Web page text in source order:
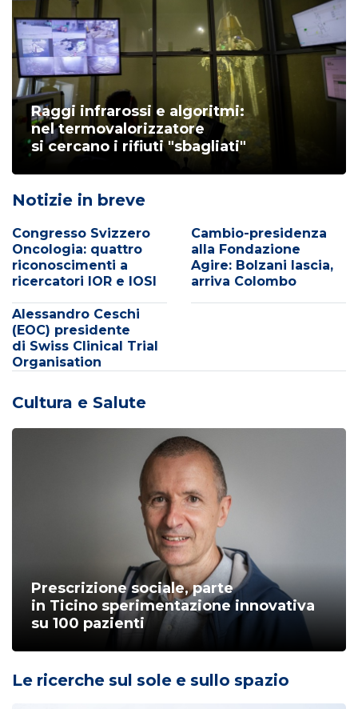
Raggi infrarossi e algoritmi:
nel termovalorizzatore
si cercano i rifiuti "sbagliati"
Notizie in breve
Congresso Svizzero
Oncologia: quattro
riconoscimenti a
ricercatori IOR e IOSI
Cambio-presidenza
alla Fondazione
Agire: Bolzani lascia,
arriva Colombo
Alessandro Ceschi
(EOC) presidente
di Swiss Clinical Trial
Organisation
Cultura e Salute
Prescrizione sociale, parte
in Ticino sperimentazione innovativa
su 100 pazienti
Le ricerche sul sole e sullo spazio